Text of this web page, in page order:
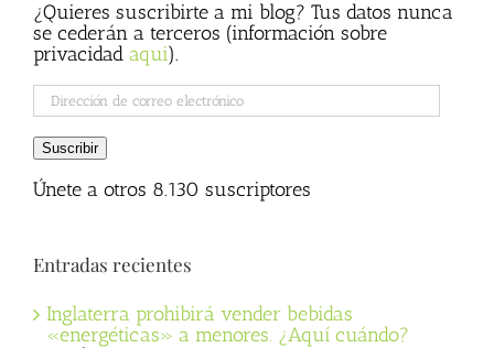
¿Quieres suscribirte a mi blog? Tus datos nunca
se cederán a terceros (información sobre
privacidad aqui).
Dirección
de
correo
electrónico
Suscribir
Únete a otros 8.130 suscriptores
Entradas recientes
Inglaterra prohibirá vender bebidas
«energéticas» a menores. ¿Aquí cuándo?